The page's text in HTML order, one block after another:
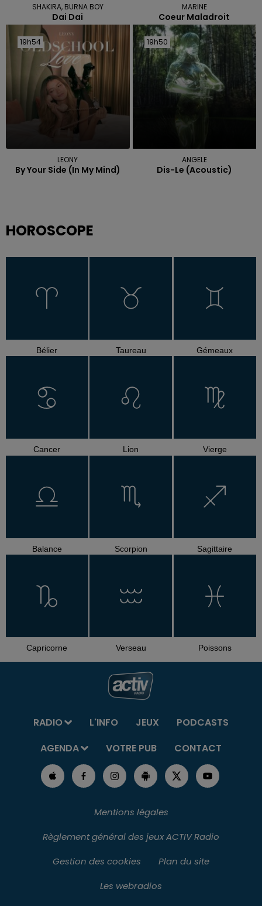
SHAKIRA, BURNA BOY
Dai Dai
MARINE
Coeur Maladroit
19h54
19h54
LEONY
By Your Side (in My Mind)
19h50
19h50
ANGELE
Dis-Le (acoustic)
HOROSCOPE
Bélier Taureau Gémeaux
Cancer Lion Vierge
Balance Scorpion Sagittaire
Capricorne Verseau Poissons
RADIO L'INFO JEUX
PODCASTS
AGENDA
VOTRE PUB CONTACT
Mentions légales
Règlement général des jeux ACTIV Radio
Gestion des cookies
Plan du site
Les webradios